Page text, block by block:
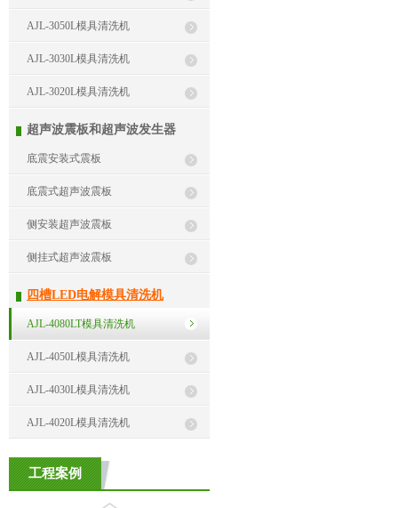
AJL-3050L模具清洗机
AJL-3030L模具清洗机
AJL-3020L模具清洗机
超声波震板和超声波发生器
底震安装式震板
底震式超声波震板
侧安装超声波震板
侧挂式超声波震板
四槽LED电解模具清洗机
AJL-4080LT模具清洗机
AJL-4050L模具清洗机
AJL-4030L模具清洗机
AJL-4020L模具清洗机
工程案例